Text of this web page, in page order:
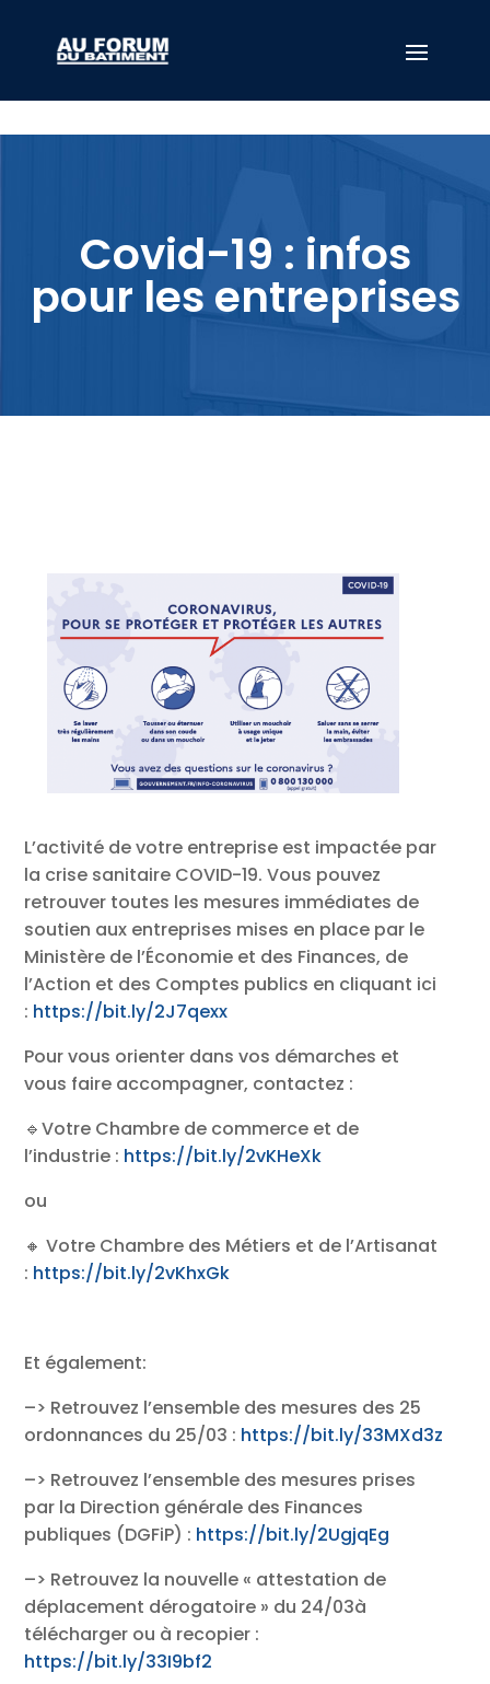
Covid-19 : infos
pour les entreprises
L’activité de votre entreprise est impactée par
la crise sanitaire COVID-19. Vous pouvez
retrouver toutes les mesures immédiates de
soutien aux entreprises mises en place par le
Ministère de l’Économie et des Finances, de
l’Action et des Comptes publics en cliquant ici
: https://bit.ly/2J7qexx
Pour vous orienter dans vos démarches et
vous faire accompagner, contactez :
🔹Votre Chambre de commerce et de
l’industrie : https://bit.ly/2vKHeXk
ou
🔸 Votre Chambre des Métiers et de l’Artisanat
: https://bit.ly/2vKhxGk
Et également:
–> Retrouvez l’ensemble des mesures des 25
ordonnances du 25/03 : https://bit.ly/33MXd3z
–> Retrouvez l’ensemble des mesures prises
par la Direction générale des Finances
publiques (DGFiP) : https://bit.ly/2UgjqEg
–> Retrouvez la nouvelle « attestation de
déplacement dérogatoire » du 24/03à
télécharger ou à recopier :
https://bit.ly/33I9bf2